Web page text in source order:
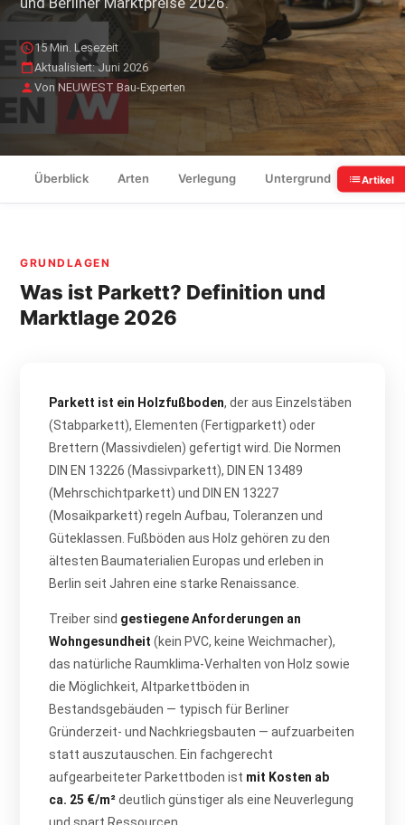
15 Min. Lesezeit
Aktualisiert: Juni 2026
Von NEUWEST Bau-Experten
Überblick Arten Verlegung Untergrund Artikel
GRUNDLAGEN
Was ist Parkett? Definition und
Marktlage 2026
Parkett ist ein Holzfußboden, der aus Einzelstäben
(Stabparkett), Elementen (Fertigparkett) oder
Brettern (Massivdielen) gefertigt wird. Die Normen
DIN EN 13226 (Massivparkett), DIN EN 13489
(Mehrschichtparkett) und DIN EN 13227
(Mosaikparkett) regeln Aufbau, Toleranzen und
Güteklassen. Fußböden aus Holz gehören zu den
ältesten Baumaterialien Europas und erleben in
Berlin seit Jahren eine starke Renaissance.
Treiber sind gestiegene Anforderungen an
Wohngesundheit (kein PVC, keine Weichmacher),
das natürliche Raumklima-Verhalten von Holz sowie
die Möglichkeit, Altparkettböden in
Bestandsgebäuden — typisch für Berliner
Gründerzeit- und Nachkriegsbauten — aufzuarbeiten
statt auszutauschen. Ein fachgerecht
aufgearbeiteter Parkettboden ist mit Kosten ab
ca. 25 €/m²deutlich günstiger als eine Neuverlegung